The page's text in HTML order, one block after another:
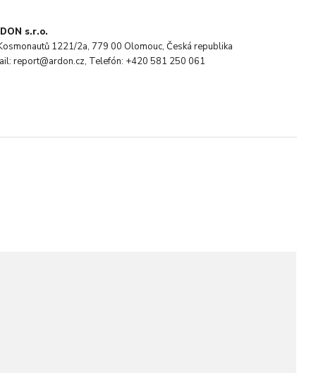
s.r.o.
1221/2a, 779 00 Olomouc, Česká republika
report@ardon.cz, Telefón: +420 581 250 061